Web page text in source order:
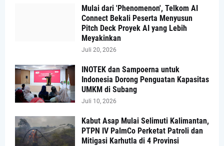
Mulai dari 'Phenomenon', Telkom AI
Connect Bekali Peserta Menyusun
Pitch Deck Proyek AI yang Lebih
Meyakinkan
Juli 20, 2026
INOTEK dan Sampoerna untuk
Indonesia Dorong Penguatan Kapasitas
UMKM di Subang
Juli 10, 2026
Kabut Asap Mulai Selimuti Kalimantan,
PTPN IV PalmCo Perketat Patroli dan
Mitigasi Karhutla di 4 Provinsi